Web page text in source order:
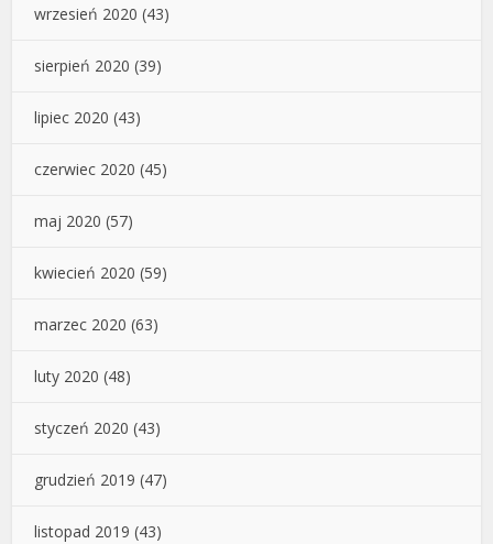
wrzesień 2020 (43)
sierpień 2020 (39)
lipiec 2020 (43)
czerwiec 2020 (45)
maj 2020 (57)
kwiecień 2020 (59)
marzec 2020 (63)
luty 2020 (48)
styczeń 2020 (43)
grudzień 2019 (47)
listopad 2019 (43)